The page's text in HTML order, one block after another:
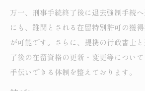
万一、刑事手続終了後に退去強制手続
にも、難関とされる在留特別許可の獲
が可能です。さらに、提携の行政書士
了後の在留資格の更新・変更等につい
手伝いできる体制を整えております。